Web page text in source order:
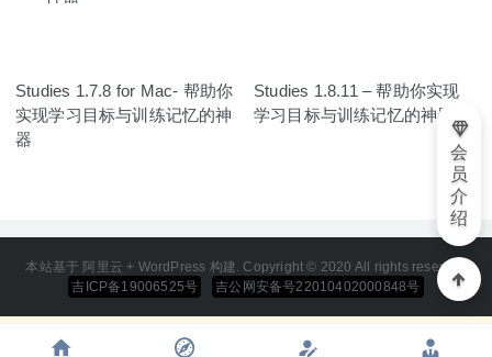
Studies 1.7.8 for Mac- 帮助你
实现学习目标与训练记忆的神
器
Studies 1.8.11 – 帮助你实现
学习目标与训练记忆的神器
本站基于 阿里云 + WordPress 构建. Copyright © 2020 All rights reserved
吉ICP备19006525号
吉公网安备号22010402000848号
会
员
介
绍